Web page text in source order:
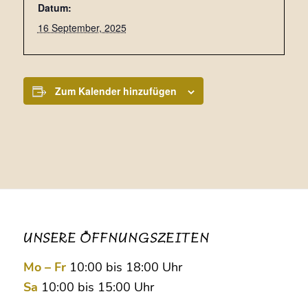
Datum:
16 September, 2025
Zum Kalender hinzufügen
UNSERE ÖFFNUNGSZEITEN
Mo – Fr10:00 bis 18:00 Uhr
Sa 10:00 bis 15:00 Uhr